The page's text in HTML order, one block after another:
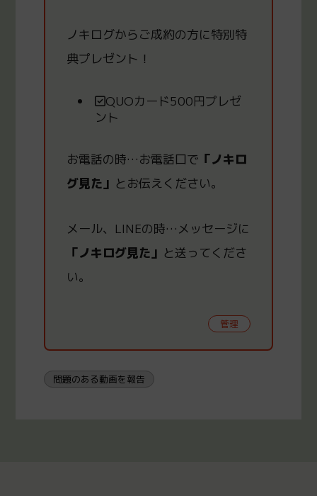
ノキログからご成約の方に特別特
典プレゼント！
QUOカード500円プレゼ
ント
お電話の時…お電話口で 「ノキロ
グ見た」 とお伝えください。
メール、LINEの時…メッセージに
「ノキログ見た」 と送ってくださ
い。
管理
問題のある動画を報告